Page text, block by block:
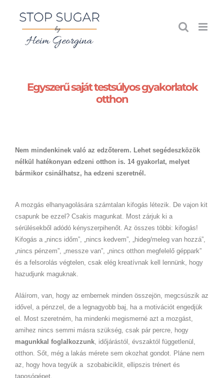
Egyszerű saját testsúlyos gyakorlatok
otthon
Nem mindenkinek való az edzőterem. Lehet segédeszközök
nélkül hatékonyan edzeni otthon is. 14 gyakorlat, melyet
bármikor csinálhatsz, ha edzeni szeretnél.
A mozgás elhanyagolására számtalan kifogás létezik. De vajon kit
csapunk be ezzel? Csakis magunkat. Most zárjuk ki a
sérülésekből adódó kényszerpihenőt. Az összes többi: kifogás!
Kifogás a „nincs időm”, „nincs kedvem”, „hideg/meleg van hozzá”,
„nincs pénzem”, „messze van”, „nincs otthon megfelelő géppark”
és a felsorolás végtelen, csak elég kreatívnak kell lennünk, hogy
hazudjunk maguknak.
Aláírom, van, hogy az embernek minden összejön, megcsúszik az
idővel, a pénzzel, de a legnagyobb baj, ha a motivációt engedjük
el. Most szeretném, ha mindenki megismerné azt a mozgást,
amihez nincs semmi másra szükség, csak pár percre, hogy
magunkkal foglalkozzunk, időjárástól, évszaktól függetlenül,
otthon. Sőt, még a lakás mérete sem okozhat gondot. Pláne nem
az, hogy hova tegyük a szobabiciklit, ellipszis trénert és
taposógépet.